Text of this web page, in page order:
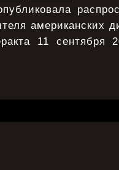
американских
11